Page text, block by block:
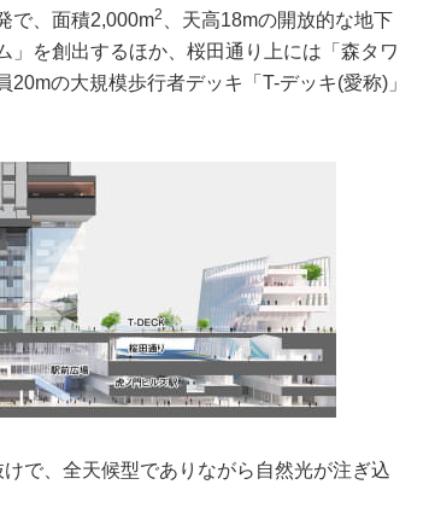
で、面積2,000m2
、天高18mの開放的な地下
」を創出するほか、桜田通り上には「森タワ
の大規模歩行者デッキ「T-デッキ(愛称)」
で、全天候型でありながら自然光が注ぎ込